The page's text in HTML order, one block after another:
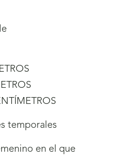
temporales
en el que